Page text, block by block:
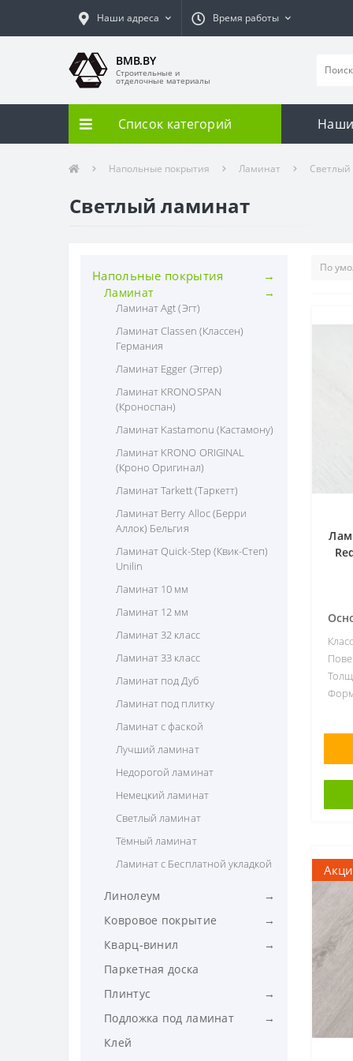
Наши адреса Время работы
BMB.BY
Строительные и
отделочные материалы
Список категорий
Напольные покрытия Ламинат
Светлый ламинат
Напольные покрытия
Ламинат
Ламинат Agt (Эгт)
Ламинат Classen (Классен)
Германия
Ламинат Egger (Эггер)
Ламинат KRONOSPAN
(Кроноспан)
Ламинат Kastamonu (Кастамону)
Ламинат KRONO ORIGINAL
(Кроно Оригинал)
Ламинат Tarkett (Таркетт)
Ламинат Berry Alloc (Берри
Аллок) Бельгия
Ламинат Quick-Step (Квик-Степ)
Unilin
Ламинат 10 мм
Ламинат 12 мм
Ламинат 32 класс
Ламинат 33 класс
Ламинат под Дуб
Ламинат под плитку
Ламинат с фаской
Лучший ламинат
Недорогой ламинат
Немецкий ламинат
Светлый ламинат
Тёмный ламинат
Ламинат с Бесплатной укладкой
Линолеум
линолеум Лучший
линолеум Недорогой
линолеум ПВХ
линолеум Под плитку
Ковровое покрытие
Коммерческое
Ковровые дорожки
Ковролин высокий ворс
Ковролин для дома
Кварц-винил
Виниловый пол под Доски
Виниловый пол под Плитку
Паркетная доска
Плинтус
Подложка под ламинат
Полиэтилена
Клей